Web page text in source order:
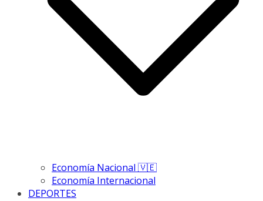
Economía Nacional 🇻🇪
Economía Internacional
DEPORTES